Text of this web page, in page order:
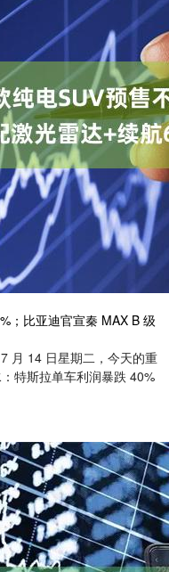
；比亚迪官宣秦 MAX B 级
月 14 日星期二，今天的重
特斯拉单车利润暴跌 40%